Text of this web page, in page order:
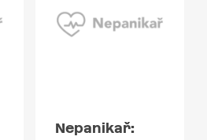
Nepanikař: